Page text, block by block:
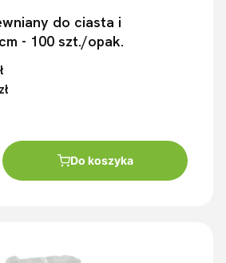
do ciasta i
- 100 szt./opak.
Do koszyka